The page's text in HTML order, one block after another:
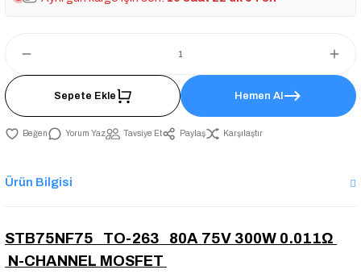
Sepete Ekle Hemen Al
Yorum Yaz Tavsiye Et Paylaş Karşılaştır
Ürün Bilgisi
STB75NF75 TO-263 80A 75V 300W 0.011Ω
N-CHANNEL MOSFET